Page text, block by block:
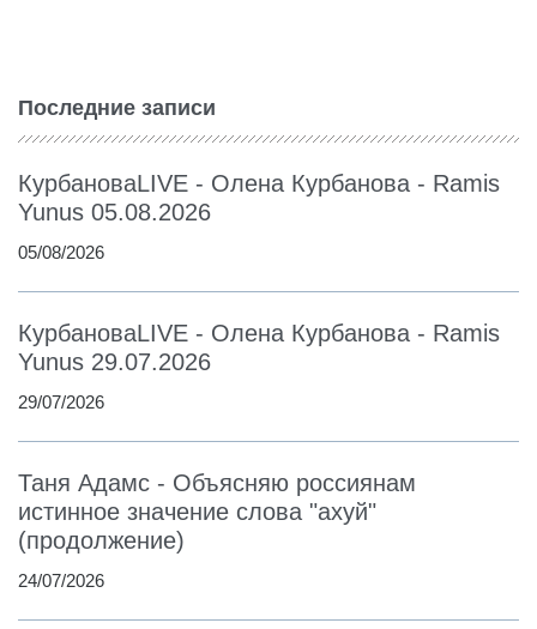
Последние записи
КурбановаLIVE - Олена Курбанова - Ramis
Yunus 05.08.2026
05/08/2026
КурбановаLIVE - Олена Курбанова - Ramis
Yunus 29.07.2026
29/07/2026
Таня Адамс - Объясняю россиянам
истинное значение слова "ахуй"
(продолжение)
24/07/2026